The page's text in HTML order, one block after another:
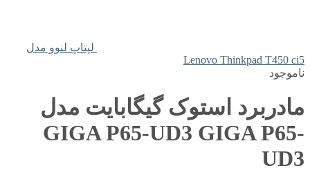
لپتاپ لنوو مدل
Lenovo Thinkpad T450 ci5
ناموجود
مادربرد استوک گیگابایت مدل
GIGA P65-UD3 GIGA P65-
UD3